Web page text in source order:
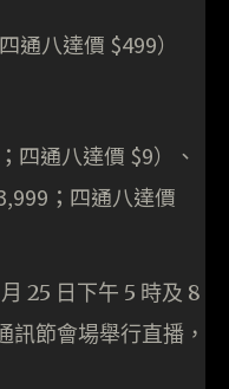
通八達價 $499）
四通八達價 $9）、
；四通八達價
25 日下午 5 時及 8
訊節會場舉行直播，